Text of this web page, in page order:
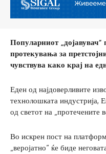
Популарниот „дојавувач“
протекувања за
чувствува како крај на
Еден од најдоверливите
технолошката индустрија,
од светот на „протечените
Во искрен пост на
„веројатно“ ќе биде